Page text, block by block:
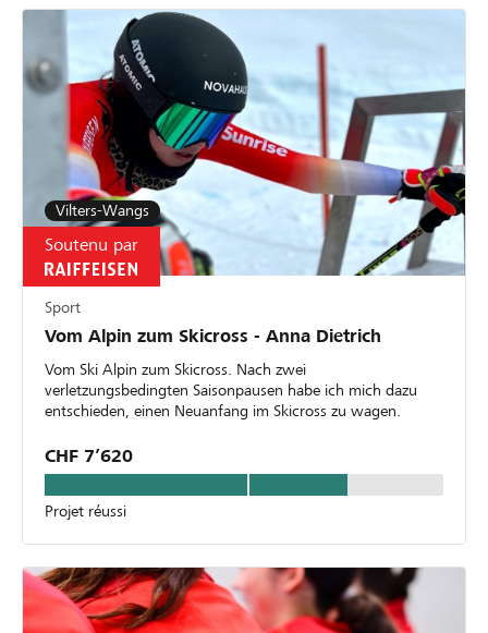
Vilters-Wangs
Soutenu par
Sport
Vom Alpin zum Skicross - Anna Dietrich
Vom Ski Alpin zum Skicross. Nach zwei
verletzungsbedingten Saisonpausen habe ich mich dazu
entschieden, einen Neuanfang im Skicross zu wagen.
CHF 7’620
Projet réussi